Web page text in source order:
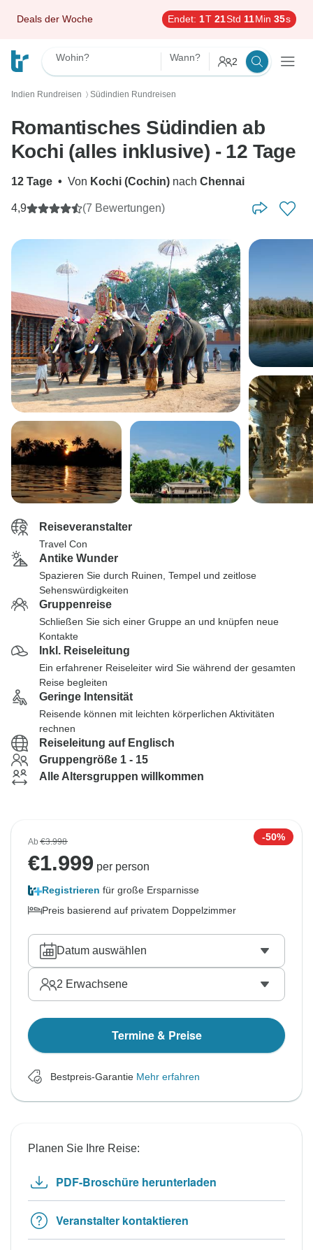
Deals der Woche Endet: 1T 21Std 11Min 34s
Wohin? Wann? 2
Indien Rundreisen 〉 Südindien Rundreisen
Romantisches Südindien ab
Kochi (alles inklusive) - 12 Tage
12 Tage • Von Kochi (Cochin) nach Chennai
4,9 (7 Bewertungen)
Reiseveranstalter
Travel Con
Antike Wunder
Spazieren Sie durch Ruinen, Tempel und zeitlose
Sehenswürdigkeiten
Gruppenreise
Schließen Sie sich einer Gruppe an und knüpfen neue
Kontakte
Inkl. Reiseleitung
Ein erfahrener Reiseleiter wird Sie während der gesamten
Reise begleiten
Geringe Intensität
Reisende können mit leichten körperlichen Aktivitäten
rechnen
Reiseleitung auf Englisch
Gruppengröße 1 - 15
Alle Altersgruppen willkommen
Ab€3.998 -50%
€1.999 per person
Registrieren für große Ersparnisse
Preis basierend auf privatem Doppelzimmer
Datum auswählen
2 Erwachsene
Termine & Preise
Bestpreis-Garantie Mehr erfahren
Planen Sie Ihre Reise:
PDF-Broschüre herunterladen
Veranstalter kontaktieren